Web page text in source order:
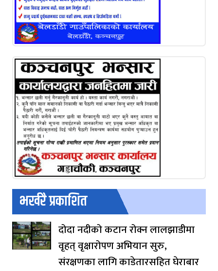
भर्खरै प्रकाशित
दोदा नदीको कटान रोक्न लालझाडीमा
वृहत् वृक्षारोपण अभियान सुरु,
संरक्षणका लागि काडेतारसहित घेराबार